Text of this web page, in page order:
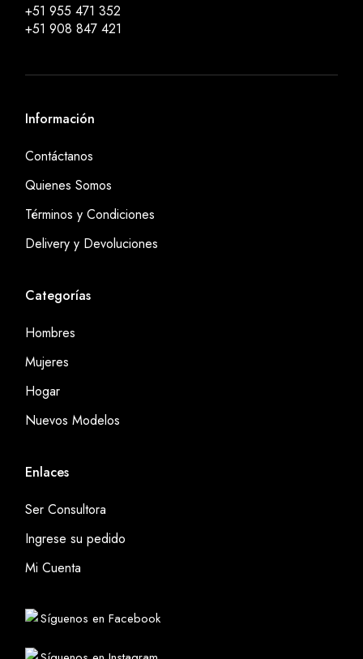
+51 955 471 352
+51 908 847 421
Información
Contáctanos
Quienes Somos
Términos y Condiciones
Delivery y Devoluciones
Categorías
Hombres
Mujeres
Hogar
Nuevos Modelos
Enlaces
Ser Consultora
Ingrese su pedido
Mi Cuenta
Síguenos en Facebook